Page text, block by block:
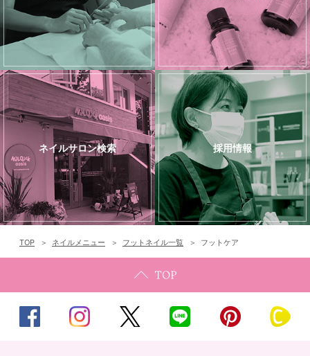
ネイルサロン検索 採用情報
TOP ネイルメニュー フットネイル一覧 フットケア